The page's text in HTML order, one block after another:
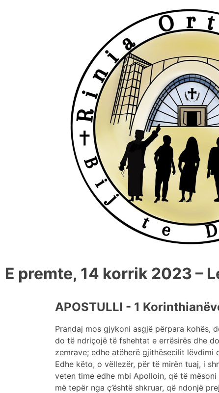
E premte, 14 korrik 2023 –
APOSTULLI - 1
Prandaj mos gjykoni asgjë përpara kohës,
do të ndriçojë të fshehtat e errësirës dhe
zemrave; edhe atëherë gjithësecilit lëvdimi
Edhe këto, o vëllezër, për të mirën tuaj, i
veten time edhe mbi Apolloin, që të
më tepër nga ç’është shkruar, që ndonjë